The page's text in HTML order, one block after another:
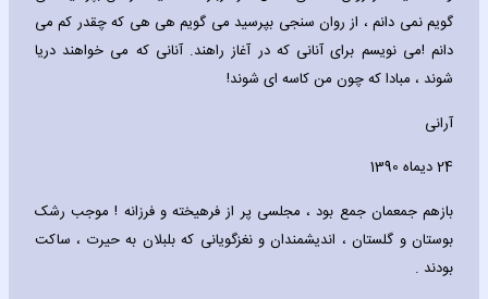
گویم نمی دانم ، از روان سنجی بپرسید می گویم هی هی که چقدر کم می
دانم !می نویسم برای آنانی که در آغاز راهند. آنانی که می خواهند دریا
شوند ، مبادا که چون من کاسه ای شوند!
آرانی
24 دیماه 1390
بازهم جمعمان جمع بود ، مجلسی پر از فرهیخته و فرزانه ! موجب رشک
بوستان و گلستان ، اندیشمندان و نغزگویانی که بلبلان به حیرت ، ساکت
بودند .